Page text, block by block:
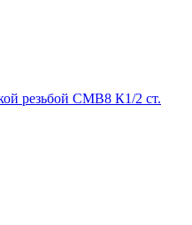
резьбой СМВ8 К1/2 ст.